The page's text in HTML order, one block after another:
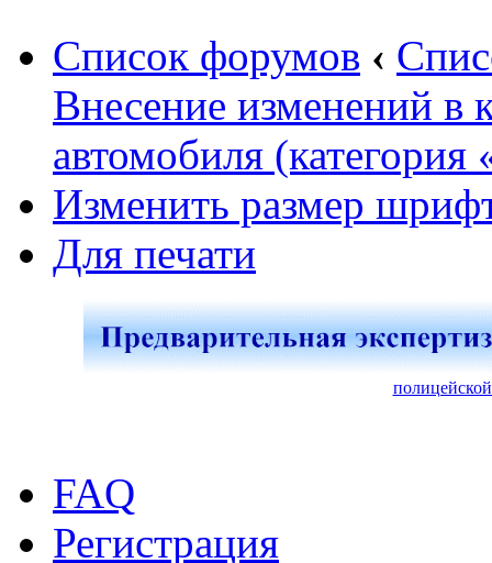
Список форумов ‹
Внесение изменений в
автомобиля (категория
Изменить размер
Для печати
FAQ
Регистрация